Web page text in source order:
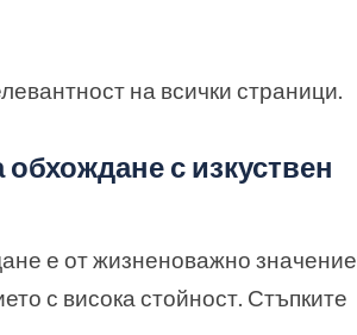
на всички страници.
с изкуствен
е от жизненоважно значение
с висока стойност. Стъпките